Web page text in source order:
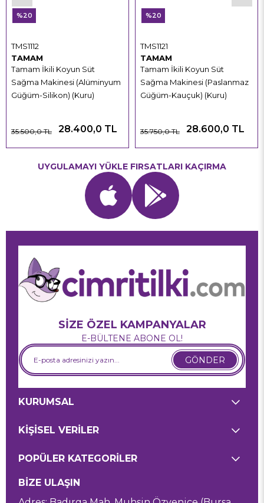
TAMAM
Tamam İkili Koyun Süt
Sağma Makinesi (Alüminyum
Güğüm-Silikon) (Kuru)
TMS1112
28.400,0 TL
35.500,0 TL
%20
TAMAM
Tamam İkili Koyun Süt
Sağma Makinesi (Paslanmaz
Güğüm-Kauçuk) (Kuru)
TMS1121
28.600,0 TL
35.750,0 TL
%20
UYGULAMAYI YÜKLE FIRSATLARI KAÇIRMA
SİZE ÖZEL KAMPANYALAR
E-BÜLTENE ABONE OL!
GÖNDER
KURUMSAL
KİŞİSEL VERİLER
POPÜLER KATEGORİLER
BİZE ULAŞIN